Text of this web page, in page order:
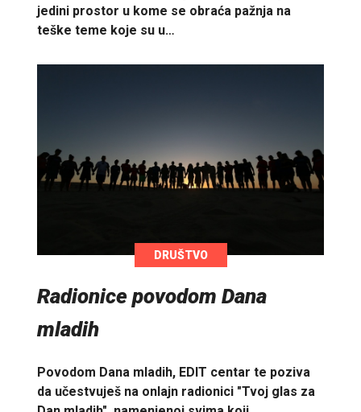
jedini prostor u kome se obraća pažnja na
teške teme koje su u…
DRUŠTVO
Radionice povodom Dana
mladih
Povodom Dana mladih, EDIT centar te poziva
da učestvuješ na onlajn radionici "Tvoj glas za